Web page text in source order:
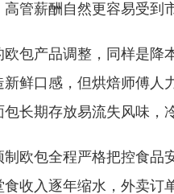
管薪酬自然更容易受到
包产品调整，同样是降
新鲜口感，但烘焙师傅人
长期存放易流失风味，
制欧包全程严格把控食品
收入逐年缩水，外卖订